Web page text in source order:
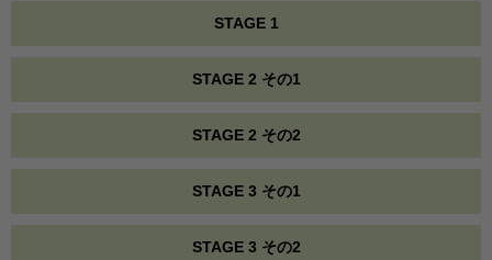
STAGE 1
STAGE 2 その1
STAGE 2 その2
STAGE 3 その1
STAGE 3 その2